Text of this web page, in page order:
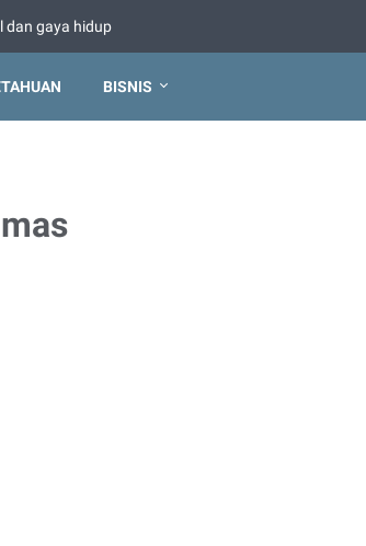
dan gaya hidup
BISNIS